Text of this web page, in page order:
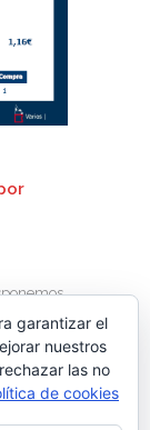
garantizar el
nuestros
las no
de cookies